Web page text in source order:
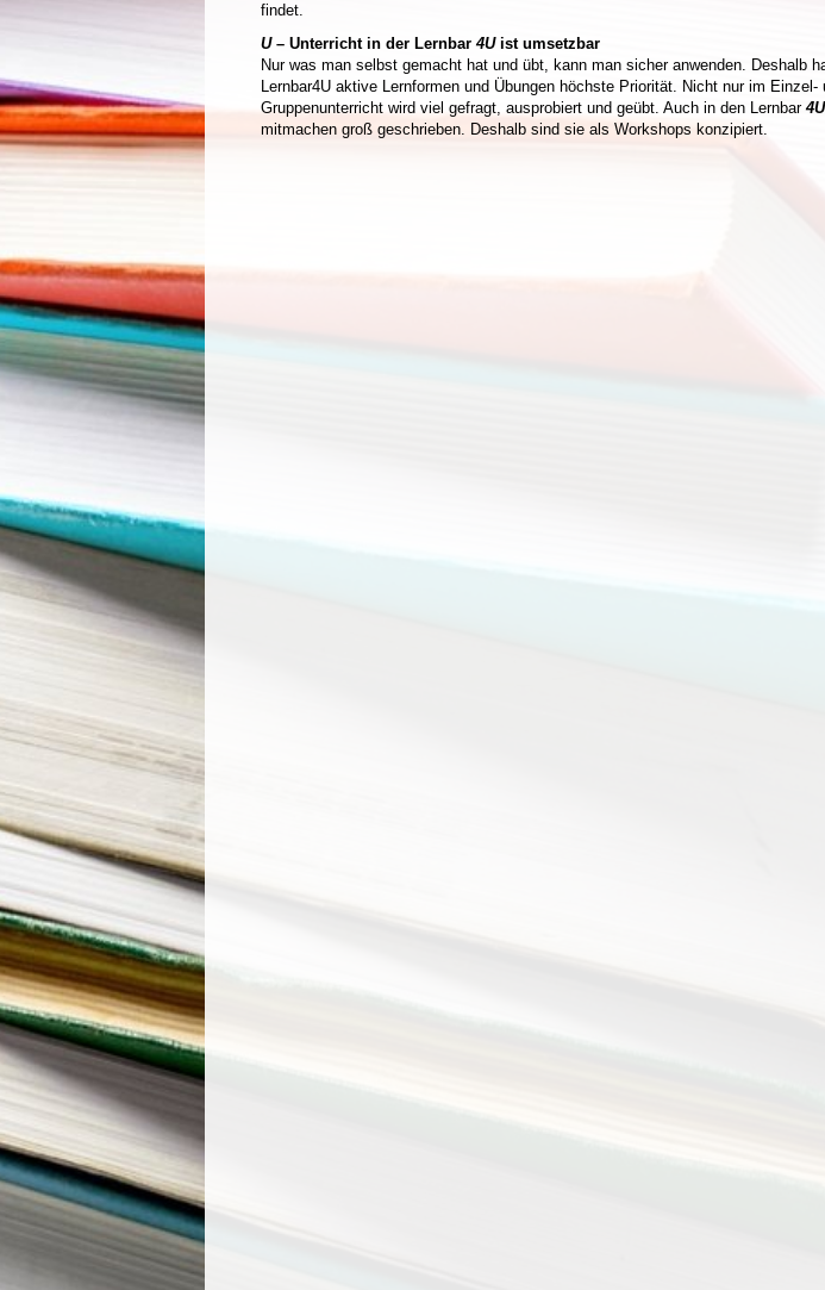
findet.
U– Unterricht in der Lernbar 4Uist umsetzbar
Nur was man selbst gemacht hat und übt, kann man sicher anwenden. Deshalb
Lernbar4U aktive Lernformen und Übungen höchste Priorität. Nicht nur im Einzel-
Gruppenunterricht wird viel gefragt, ausprobiert und geübt. Auch in den Lernbar 4U
mitmachen groß geschrieben. Deshalb sind sie als Workshops konzipiert.